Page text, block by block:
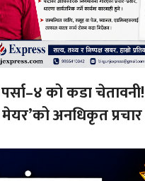
को कडा
अनधिकृत प्रचार